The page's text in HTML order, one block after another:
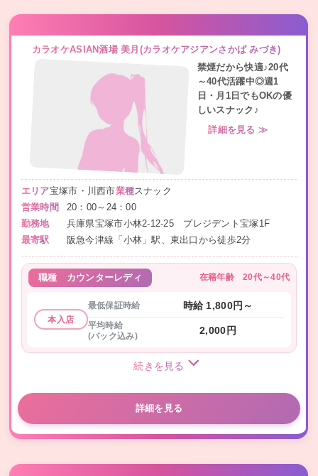
カラオケASIAN酒場 美月(カラオケアジアンさかば みづき)
禁煙だから快適♪20代
～40代活躍中◎週1
日・月1日でもOKの優
しいスナック♪
詳細を見る ≫
エリア宝塚市・川西市業種スナック
営業時間
20：00～24：00
勤務地
兵庫県宝塚市小林2-12-25 プレジデント宝塚1F
最寄駅
阪急今津線「小林」駅、東出口から徒歩2分
職種 カウンターレディ 在籍年齢20代～40代
本入店
最低保証時給 時給 1,800円～
平均時給
(バック込み)
2,000円
続きを見る
詳細を見る